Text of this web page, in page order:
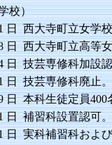
校）
日 西大寺町立女学
日 西大寺町立高等
日 技芸専修科加設
日 技芸専修科廃止
日 本科生徒定員400
日 補習科設置認可。
日 実科補習科およ